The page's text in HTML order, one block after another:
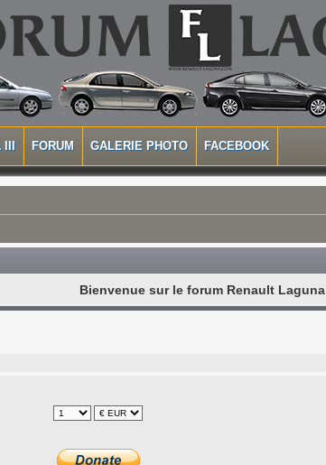
III FORUM GALERIE PHOTO FACEBOOK
Bienvenue sur le forum Renault Laguna